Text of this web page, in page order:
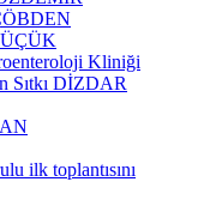
Kliniği
Sıtkı DİZDAR
ilk toplantısını